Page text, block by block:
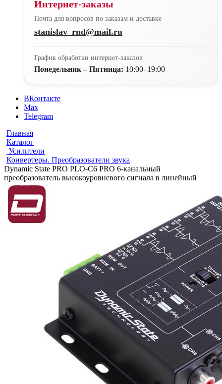
Интернет-заказы
Почта для вопросов по заказам и доставке
stanislav_rnd@mail.ru
График обработки интернет-заказов
Понедельник – Пятница: 10:00–19:00
ВКонтакте
Max
Telegram
Главная
Каталог
Усилители
Конвертеры. Преобразователи звука
Dynamic State PRO PLO-C6 PRO 6-канальный
преобразователь высокоуровневого сигнала в линейный